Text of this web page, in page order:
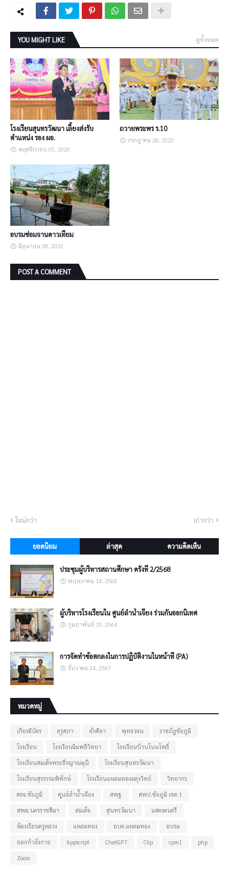
YOU MIGHT LIKE ดูทั้งหมด
โรงเรียนสุนทรวัฒนา เลี้ยงส่งรับ
ตำแหน่ง รอง ผอ.
พฤศจิกายน 05, 2020
ถวายพระพร ร.10
กรกฎาคม 28, 2020
อบรมซ่อมจานดาวเทียม
มิถุนายน 08, 2020
POST A COMMENT
ใหม่กว่า เก่ากว่า
ยอดนิยม ล่าสุด ความคิดเห็น
ประชุมผู้บริหารสถานศึกษา ครั้งที่ 2/2568
พฤษภาคม 14, 2568
ผู้บริหารโรงเรียนใน ศูนย์ลำน้ำเจียง ร่วมกันออกนิเทศ
กุมภาพันธ์ 15, 2564
การจัดทำข้อตกลงในการปฏิบัติงานในหน้าที่ (PA)
ธันวาคม 24, 2567
หมวดหมู่
เกียรติบัตร คุรุสภา ตักศิลา พุทธวจน ราชภัฏชัยภูมิ
โรงเรียน โรงเรียนฉิมพลีวิทยา โรงเรียนบ้านโนนโพธิ์
โรงเรียนสมเด็จพระธีรญาณมุนี โรงเรียนสุนทรวัฒนา
โรงเรียนสุรธรรมพิทักษ์ โรงเรียนแหลมทองผดุงวิทย์ วิทยากร
ศธจ.ชัยภูมิ ศูนย์ลำน้ำเจียง สพฐ. สพป.ชัยภูมิ เขต 1
สพม.นครราชสีมา สมเด็จ สุนทรวัฒนา แสดงดนตรี
ห้องเรียนครูหลวง แหลมทอง อบต.แหลมทอง อบรม
ออกกำลังกาย Appscript ChatGPT Clip cpm1 php
Zoom